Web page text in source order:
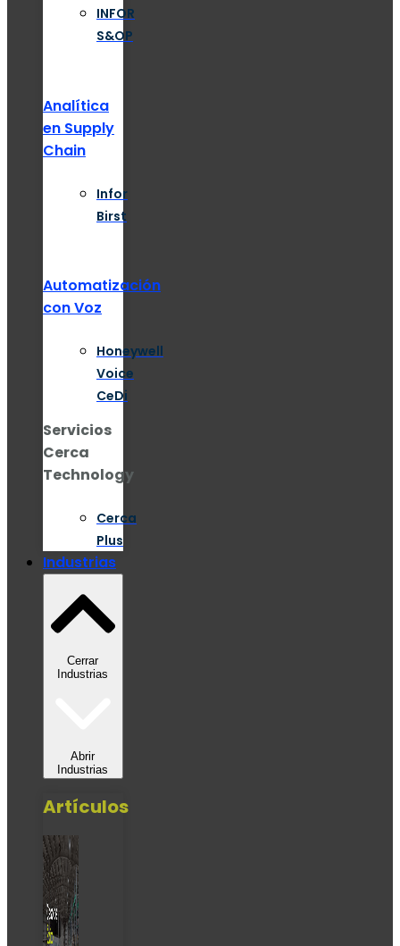
INFOR
S&OP
Analítica
en Supply
Chain
Infor
Birst
Automatización
con Voz
Honeywell
Voice
CeDi
Servicios
Cerca
Technology
Cerca
Plus
Industrias
Cerrar
Industrias
Abrir
Industrias
Artículos